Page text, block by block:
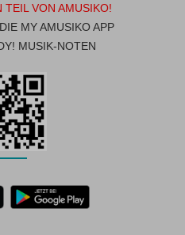
TEIL VON AMUSIKO!
MY AMUSIKO APP
MUSIK-NOTEN